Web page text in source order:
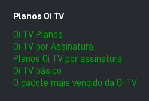
Planos Oi TV
Oi TV Planos
Oi TV por Assinatura
Planos Oi TV por assinatura
Oi TV básico
O pacote mais vendido da Oi TV